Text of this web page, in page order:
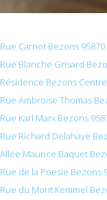
Carnot Bezons 95870
Blanche Grisard
Bezons
Ambroise Thomas
Karl Marx Bezons
Richard Delahaye
Maurice Baquet
de la Poesie Bezons
du Mont Kemmel